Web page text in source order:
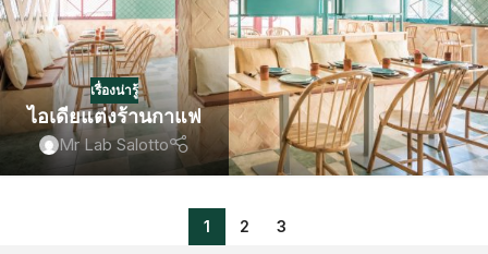
เรื่องน่ารู้
ไอเดียแต่งร้านกาแฟ
Mr Lab Salotto
1 2 3